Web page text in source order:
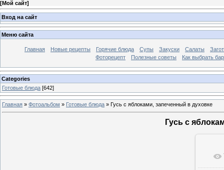
[Мой сайт]
Вход на сайт
Меню сайта
Главная Новые рецепты Горячие блюда Супы Закуски Салаты
Фоторецепт
Полезные советы Как выбрать
Categories
Готовые блюда [642]
Главная » Фотоальбом » Готовые блюда » Гусь с яблоками, запеченный в духовке
Гусь с